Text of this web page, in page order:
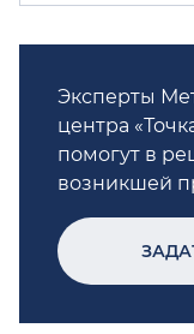
Эксперты
центра
помогут в
возникшей